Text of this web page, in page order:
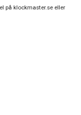
på klockmaster.se eller